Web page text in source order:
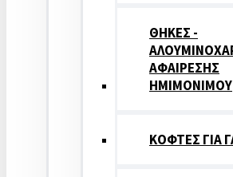
ΘΗΚΕΣ -
ΑΦΑΙΡΕΣΗΣ
ΗΜΙΜΟΝΙΜΟΥ
ΚΟΦΤΕΣ ΓΙΑ